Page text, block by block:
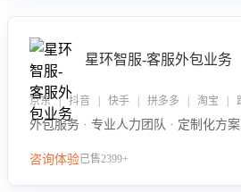
星环智服-客服外包业务
外包服务 · 专业人力团队 · 定制化方案
咨询体验已售2399+